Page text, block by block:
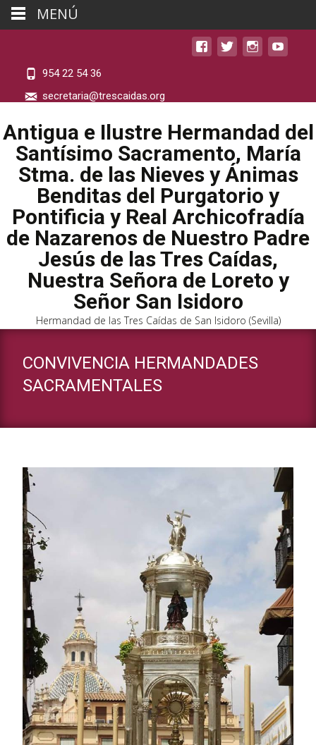
954 22 54 36
secretaria@trescaidas.org
Antigua e Ilustre Hermandad del
Santísimo Sacramento, María
Stma. de las Nieves y Ánimas
Benditas del Purgatorio y
Pontificia y Real Archicofradía
de Nazarenos de Nuestro Padre
Jesús de las Tres Caídas,
Nuestra Señora de Loreto y
Señor San Isidoro
Hermandad de las Tres Caídas de San Isidoro (Sevilla)
CONVIVENCIA HERMANDADES
SACRAMENTALES
MENÚ